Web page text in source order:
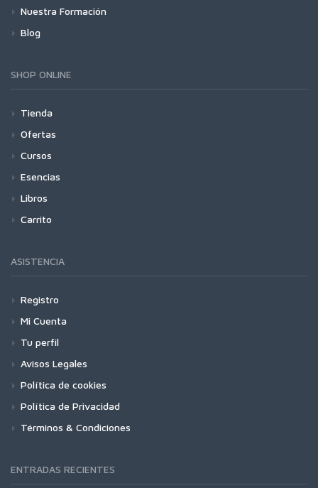
Nuestra Formación
Blog
SHOP ONLINE
Tienda
Ofertas
Cursos
Esencias
Libros
Carrito
ASISTENCIA
Registro
Mi Cuenta
Tu perfil
Avisos Legales
Política de cookies
Política de Privacidad
Términos & Condiciones
ENTRADAS RECIENTES